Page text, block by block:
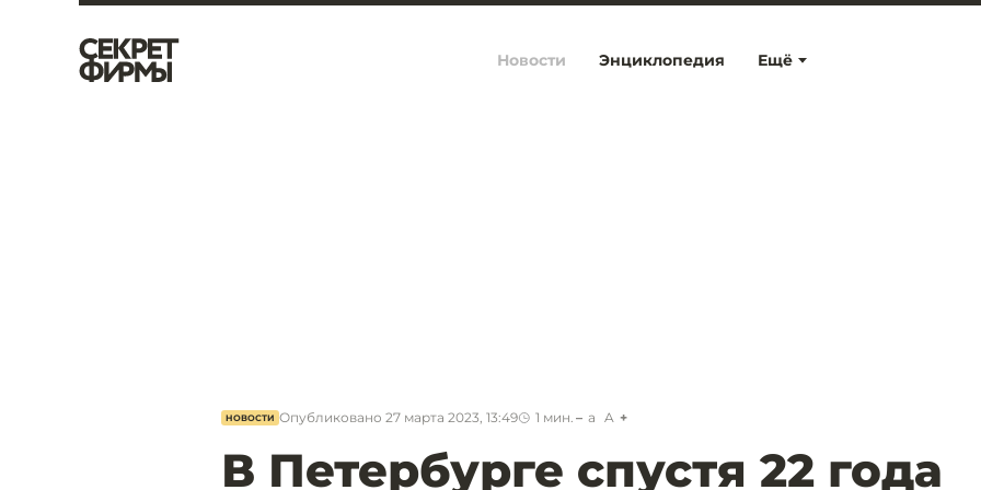
Ещё
Новости Энциклопедия
НОВОСТИ Опубликовано 27 марта 2023, 13:49 1 мин. a A
В Петербурге спустя 22 года